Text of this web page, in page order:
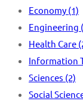
Economy (1)
Engineering
Health Care
Information
Sciences (2)
Social